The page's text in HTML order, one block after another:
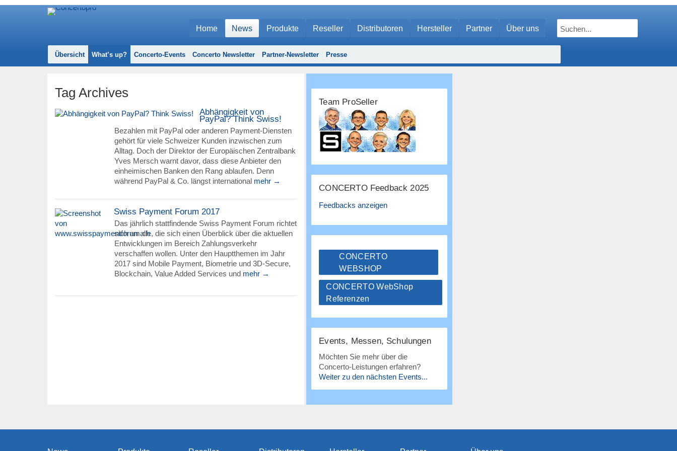
Home News Produkte Reseller Distributoren Hersteller Partner Über uns
Übersicht What’s up? Concerto-Events Concerto Newsletter Partner-Newsletter Presse
Tag Archives
Abhängigkeit von
PayPal? Think Swiss!
Bezahlen mit PayPal oder anderen Payment-Diensten
gehört für viele Schweizer Kunden inzwischen zum
Alltag. Doch der Direktor der Europäischen Zentralbank
Yves Mersch warnt davor, dass diese Anbieter den
einheimischen Banken den Rang ablaufen. Denn
während PayPal & Co. längst international mehr →
Swiss Payment Forum 2017
Das jährlich stattfindende Swiss Payment Forum richtet
sich an alle, die sich einen Überblick über die aktuellen
Entwicklungen im Bereich Zahlungsverkehr
verschaffen wollen. Unter den Hauptthemen im Jahr
2017 sind Mobile Payment, Biometrie und 3D-Secure,
Blockchain, Value Added Services und mehr →
Team ProSeller
CONCERTO Feedback 2025
Feedbacks anzeigen
CONCERTO
WEBSHOP
CONCERTO WebShop
Referenzen
Events, Messen, Schulungen
Möchten Sie mehr über die
Concerto-Leistungen erfahren?
Weiter zu den nächsten Events...